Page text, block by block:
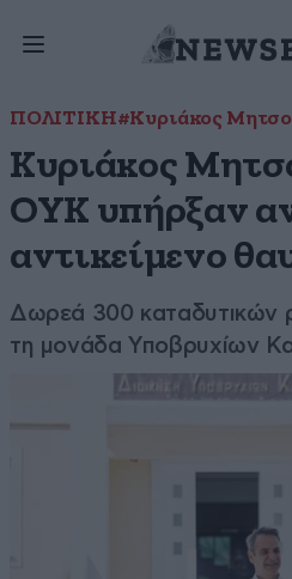
ΠΟΛΙΤΙΚΗ#Κυριάκος
Κυριάκος
ΟΥΚ υπήρξαν
αντικείμενο
Δωρεά 300 καταδυτικών
τη μονάδα Υποβρυχίων